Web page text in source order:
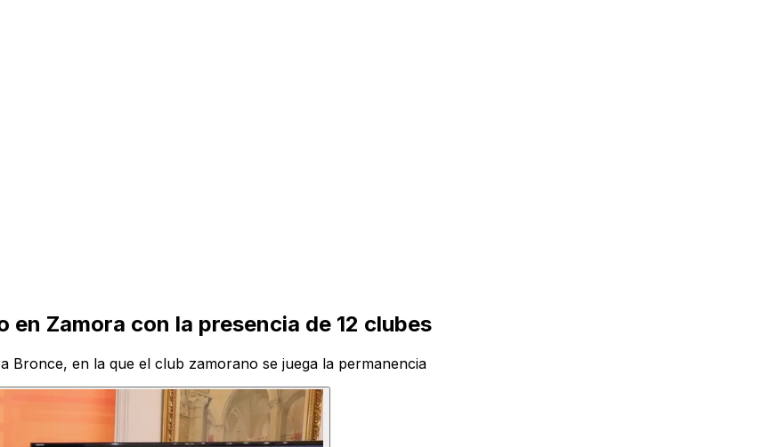
Zamora con la presencia de 12 clubes
Bronce, en la que el club zamorano se juega la permanencia